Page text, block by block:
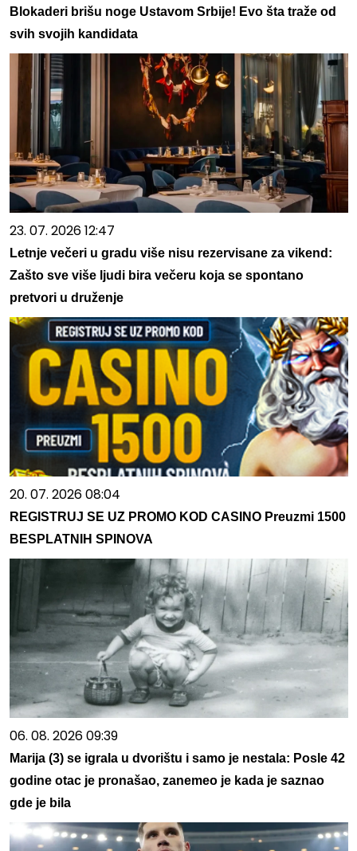
Blokaderi brišu noge Ustavom Srbije! Evo šta traže od
svih svojih kandidata
23. 07. 2026 12:47
Letnje večeri u gradu više nisu rezervisane za vikend:
Zašto sve više ljudi bira večeru koja se spontano
pretvori u druženje
20. 07. 2026 08:04
REGISTRUJ SE UZ PROMO KOD CASINO Preuzmi 1500
BESPLATNIH SPINOVA
06. 08. 2026 09:39
Marija (3) se igrala u dvorištu i samo je nestala: Posle 42
godine otac je pronašao, zanemeo je kada je saznao
gde je bila